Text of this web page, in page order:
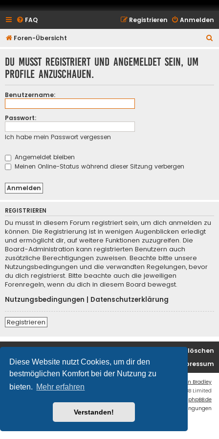
Diese Website nutzt Cookies, um dir den
bestmöglichen Komfort bei der Nutzung zu
bieten. Mehr erfahren
Verstanden!
FAQ Anmelden
Registrieren
Foren-Übersicht
Du musst registriert und angemeldet sein, um
Profile anzuschauen.
Benutzername:
Passwort:
Ich habe mein Passwort vergessen
Angemeldet bleiben
Meinen Online-Status während dieser Sitzung verbergen
REGISTRIEREN
Du musst in diesem Forum registriert sein, um dich anmelden zu
können. Die Registrierung ist in wenigen Augenblicken erledigt
und ermöglicht dir, auf weitere Funktionen zuzugreifen. Die
Board-Administration kann registrierten Benutzern auch
zusätzliche Berechtigungen zuweisen. Beachte bitte unsere
Nutzungsbedingungen und die verwandten Regelungen, bevor
du dich registrierst. Bitte beachte auch die jeweiligen
Forenregeln, wenn du dich in diesem Board bewegst.
Nutzungsbedingungen
Datenschutzerklärung
Registrieren
Alle Cookies löschen
Kontakt/Impressum
Ian Bradley
Powered by
® Forum Software © phpBB Limited
phpBB.de
Nutzungsbedingungen